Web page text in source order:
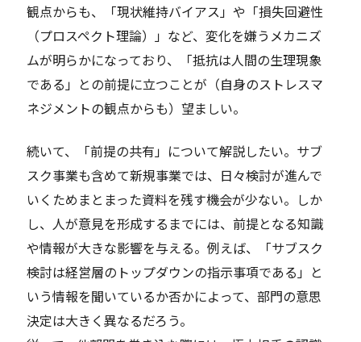
観点からも、「現状維持バイアス」や「損失回避性
（プロスペクト理論）」など、変化を嫌うメカニズ
ムが明らかになっており、「抵抗は人間の生理現象
である」との前提に立つことが（自身のストレスマ
ネジメントの観点からも）望ましい。
続いて、「前提の共有」について解説したい。サブ
スク事業も含めて新規事業では、日々検討が進んで
いくためまとまった資料を残す機会が少ない。しか
し、人が意見を形成するまでには、前提となる知識
や情報が大きな影響を与える。例えば、「サブスク
検討は経営層のトップダウンの指示事項である」と
いう情報を聞いているか否かによって、部門の意思
決定は大きく異なるだろう。